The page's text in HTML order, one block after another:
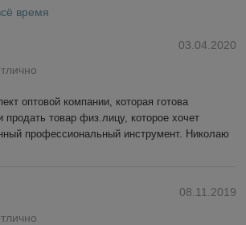
время
03.04.2020
оптовой компании, которая готова
продать товар физ.лицу, которое хочет
профессиональный инструмент. Николаю
08.11.2019